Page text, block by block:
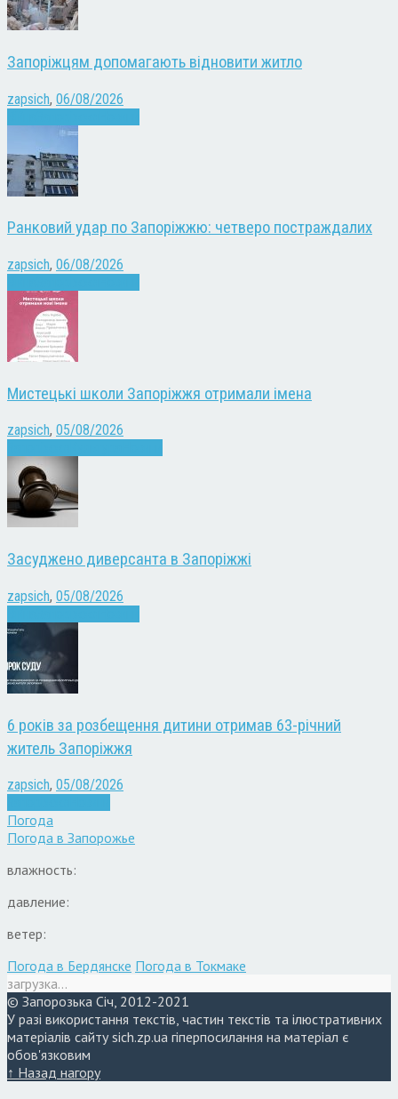
Запоріжцям допомагають відновити житло
zapsich, 06/08/2026
Ранковий удар по Запоріжжю: четверо постраждалих
zapsich, 06/08/2026
Мистецькі школи Запоріжжя отримали імена
zapsich, 05/08/2026
Засуджено диверсанта в Запоріжжі
zapsich, 05/08/2026
6 років за розбещення дитини отримав 63-річний
житель Запоріжжя
zapsich, 05/08/2026
Погода
Погода в Запорожье
влажность:
давление:
ветер:
Погода в Бердянске Погода в Токмаке
загрузка...
© Запорозька Січ, 2012-2021
У разі використання текстів, частин текстів та ілюстративних
матеріалів сайту sich.zp.ua гіперпосилання на матеріал є
обов'язковим
↑ Назад нагору